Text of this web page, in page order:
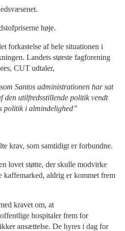
høje.
forkastelse af hele situationen i
Landets største fagforening
CUT udtaler,
Santos administrationen har sat
den utilfredsstillende politik vendt
politik i almindelighed”
krav, som samtidigt er forbundne.
lovet støtte, der skulle modvirke
kaffemarked, aldrig er kommet frem
kravet om, at
hospitaler frem for
ansættelse. De hyres i dag for